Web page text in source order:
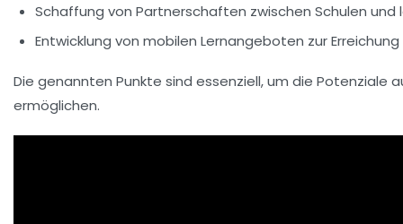
Schaffung von Partnerschaften zwischen Schulen
Entwicklung von mobilen Lernangeboten zur
Die genannten Punkte sind essenziell, um die Potenziale
ermöglichen.